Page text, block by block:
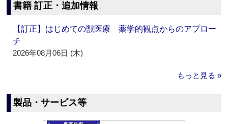
書籍 訂正・追加情報
【訂正】はじめての獣医療 薬学的観点からのアプロー
チ
2026年08月06日 (木)
もっと見る »
製品・サービス等